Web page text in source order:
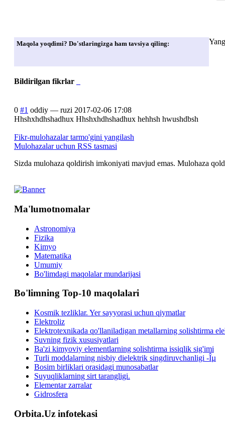
Maqola yoqdimi? Do'stlaringizga ham tavsiya qiling:
Bildirilgan fikrlar
0 #1 oddiy— ruzi 2017-02-06 17:08
Hhshxhdhshadhux Hhshxhdhshadhux hehhsh hwushdbsh
Fikr-mulohazalar tarmo'gini yangilash
Mulohazalar uchun RSS tasmasi
Sizda mulohaza qoldirish imkoniyati mavjud emas. Mulohaza
Ma'lumotnomalar
Astronomiya
Fizika
Kimyo
Matematika
Umumiy
Bo'limdagi maqolalar mundarijasi
Bo'limning Top-10 maqolalari
Kosmik tezliklar. Yer sayyorasi uchun qiymatlar
Elektroliz
Elektrotexnikada qo'llaniladigan metallarning solishtirma
Suvning fizik xususiyatlari
Ba'zi kimyoviy elementlarning solishtirma issiqlik sig'imi
Turli moddalarning nisbiy dielektrik singdiruvchanligi -Îµ
Bosim birliklari orasidagi munosabatlar
Suyuqliklarning sirt tarangligi.
Elementar zarralar
Gidrosfera
Orbita.Uz infotekasi